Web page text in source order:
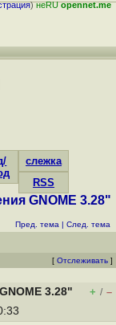
)неRUopennet.me
слежка
RSS
GNOME 3.28"
Пред. тема | След. тема
[ Отслеживать ]
3.28" + / –